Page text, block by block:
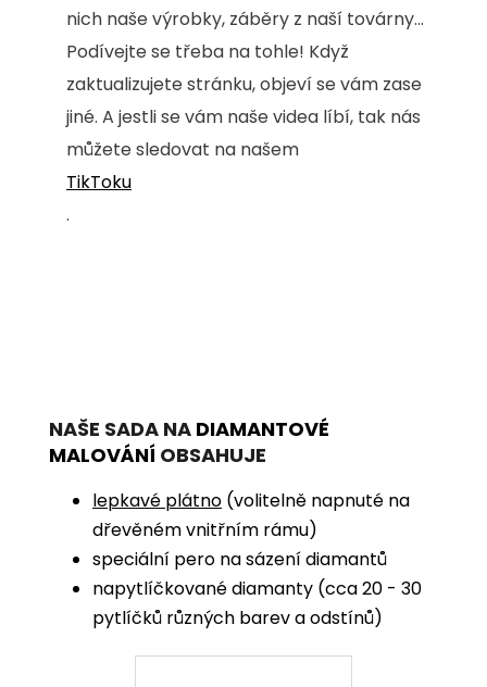
nich naše výrobky, záběry z naší továrny...
Podívejte se třeba na tohle! Když
zaktualizujete stránku, objeví se vám zase
jiné. A jestli se vám naše videa líbí, tak nás
můžete sledovat na našem
TikToku
.
NAŠE SADA NA DIAMANTOVÉ
MALOVÁNÍ OBSAHUJE
lepkavé plátno (volitelně napnuté na
dřevěném vnitřním rámu)
speciální pero na sázení diamantů
napytlíčkované diamanty (cca 20 - 30
pytlíčků různých barev a odstínů)